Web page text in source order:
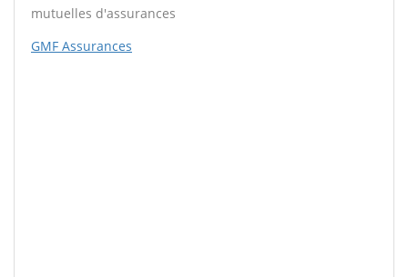
mutuelles d'assurances
GMF Assurances